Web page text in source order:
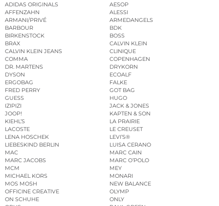
ADIDAS ORIGINALS
AESOP
AFFENZAHN
ALESSI
ARMANI/PRIVÉ
ARMEDANGELS
BARBOUR
BDK
BIRKENSTOCK
BOSS
BRAX
CALVIN KLEIN
CALVIN KLEIN JEANS
CLINIQUE
COMMA
COPENHAGEN
DR. MARTENS
DRYKORN
DYSON
ECOALF
ERGOBAG
FALKE
FRED PERRY
GOT BAG
GUESS
HUGO
IZIPIZI
JACK & JONES
JOOP!
KAPTEN & SON
KIEHL’S
LA PRAIRIE
LACOSTE
LE CREUSET
LENA HOSCHEK
LEVI’S®
LIEBESKIND BERLIN
LUISA CERANO
MAC
MARC CAIN
MARC JACOBS
MARC O’POLO
MCM
MEY
MICHAEL KORS
MONARI
MOS MOSH
NEW BALANCE
OFFICINE CREATIVE
OLYMP
ON SCHUHE
ONLY